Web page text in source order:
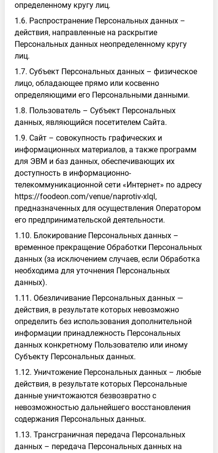
определенному кругу лиц.
1.6. Распространение Персональных данных –
действия, направленные на раскрытие
Персональных данных неопределенному кругу
лиц.
1.7. Субъект Персональных данных – физическое
лицо, обладающее прямо или косвенно
определяющими его Персональными данными.
1.8. Пользователь – Субъект Персональных
данных, являющийся посетителем Сайта.
1.9. Сайт – совокупность графических и
информационных материалов, а также программ
для ЭВМ и баз данных, обеспечивающих их
доступность в информационно-
телекоммуникационной сети «Интернет» по адресу
https://foodeon.com/venue/naprotiv-xlql,
предназначенных для осуществления Оператором
его предпринимательской деятельности.
1.10. Блокирование Персональных данных –
временное прекращение Обработки Персональных
данных (за исключением случаев, если Обработка
необходима для уточнения Персональных
данных).
1.11. Обезличивание Персональных данных —
действия, в результате которых невозможно
определить без использования дополнительной
информации принадлежность Персональных
данных конкретному Пользователю или иному
Субъекту Персональных данных.
1.12. Уничтожение Персональных данных – любые
действия, в результате которых Персональные
данные уничтожаются безвозвратно с
невозможностью дальнейшего восстановления
содержания Персональных данных.
1.13. Трансграничная передача Персональных
данных – передача Персональных данных на